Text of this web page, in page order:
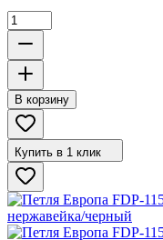
В корзину
Купить в 1 клик